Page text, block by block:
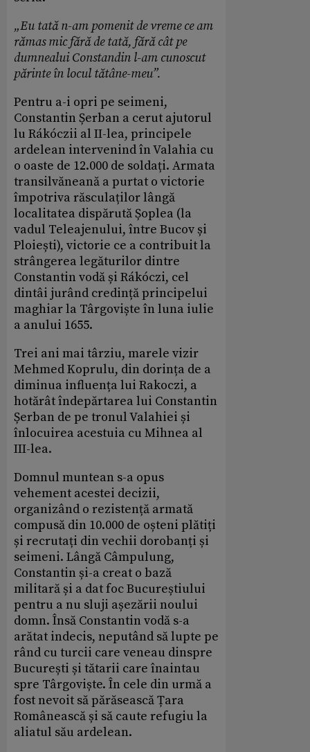
„Eu tată n-am pomenit de vreme ce am
rămas mic fără de tată, fără cât pe
dumnealui Constandin l-am cunoscut
părinte în locul tătâne-meu”.
Pentru a-i opri pe seimeni,
Constantin Șerban a cerut ajutorul
lu Rákóczii al II-lea, principele
ardelean intervenind în Valahia cu
o oaste de 12.000 de soldați. Armata
transilvăneană a purtat o victorie
împotriva răsculaților lângă
localitatea dispărută Șoplea (la
vadul Teleajenului, între Bucov și
Ploiești), victorie ce a contribuit la
strângerea legăturilor dintre
Constantin vodă și Rákóczi, cel
dintâi jurând credință principelui
maghiar la Târgoviște în luna iulie
a anului 1655.
Trei ani mai târziu, marele vizir
Mehmed Koprulu, din dorința de a
diminua influența lui Rakoczi, a
hotărât îndepărtarea lui Constantin
Șerban de pe tronul Valahiei și
înlocuirea acestuia cu Mihnea al
III-lea.
Domnul muntean s-a opus
vehement acestei decizii,
organizând o rezistență armată
compusă din 10.000 de oșteni plătiți
și recrutați din vechii dorobanți și
seimeni. Lângă Câmpulung,
Constantin și-a creat o bază
militară și a dat foc Bucureștiului
pentru a nu sluji așezării noului
domn. Însă Constantin vodă s-a
arătat indecis, neputând să lupte pe
rând cu turcii care veneau dinspre
București și tătarii care înaintau
spre Târgoviște. În cele din urmă a
fost nevoit să părăsească Țara
Românească și să caute refugiu la
aliatul său ardelean.